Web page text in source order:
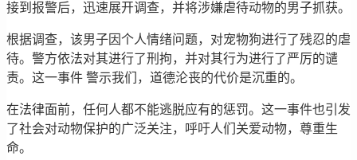
接到报警后，迅速展开调查，并将涉嫌虐待动物的男子抓获。
根据调查，该男子因个人情绪问题，对宠物狗进行了残忍的虐
待。警方依法对其进行了刑拘，并对其行为进行了严厉的谴
责。这一事件 警示我们，道德沦丧的代价是沉重的。
在法律面前，任何人都不能逃脱应有的惩罚。这一事件也引发
了社会对动物保护的广泛关注，呼吁人们关爱动物，尊重生
命。